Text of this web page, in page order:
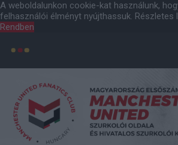
A weboldalunkon cookie-kat használunk,
felhasználói élményt nyújthassuk. Részletes
Rendben